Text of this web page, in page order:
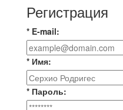
Регистрация
* E-mail:
* Имя:
* Пароль: